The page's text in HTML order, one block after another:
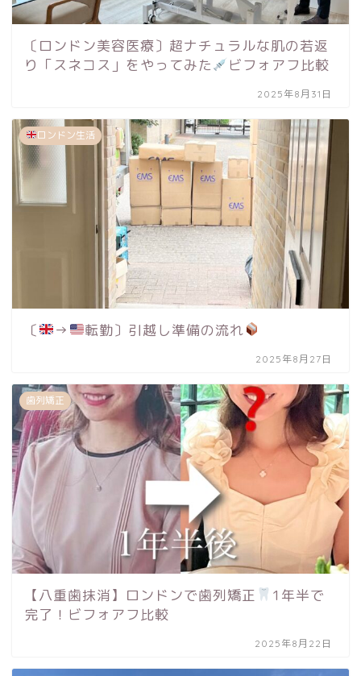
〔ロンドン美容医療〕超ナチュラルな肌の若返
り「スネコス」をやってみた
ビフォアフ比較
2025年8月31日
ロンドン生活
〔 → 転勤〕引越し準備の流れ
2025年8月27日
歯列矯正
【八重歯抹消】ロンドンで歯列矯正
1年半で
完了！ビフォアフ比較
2025年8月22日